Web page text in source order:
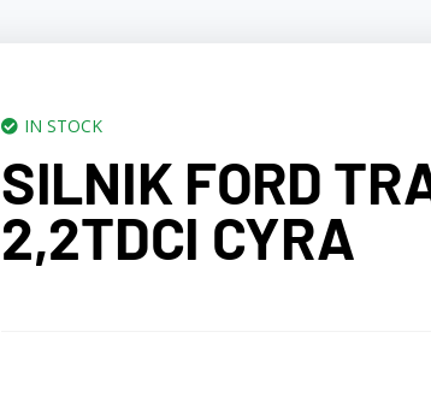
IN STOCK
SILNIK FORD
2,2TDCI CYRA